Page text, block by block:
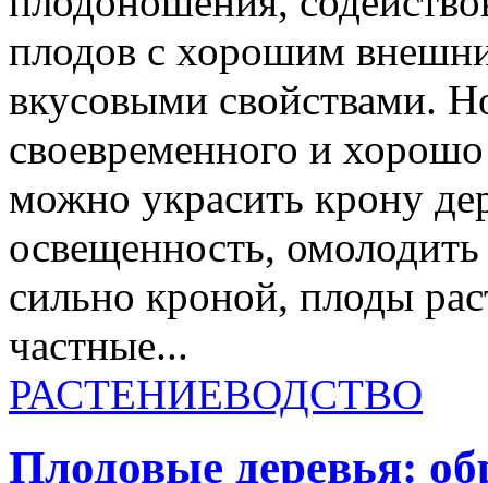
плодов с хорошим
вкусовыми свойствами.
своевременного и
можно украсить крону
освещенность,
сильно кроной, плоды
частные...
РАСТЕНИЕВОДСТВО
Плодовые деревья: